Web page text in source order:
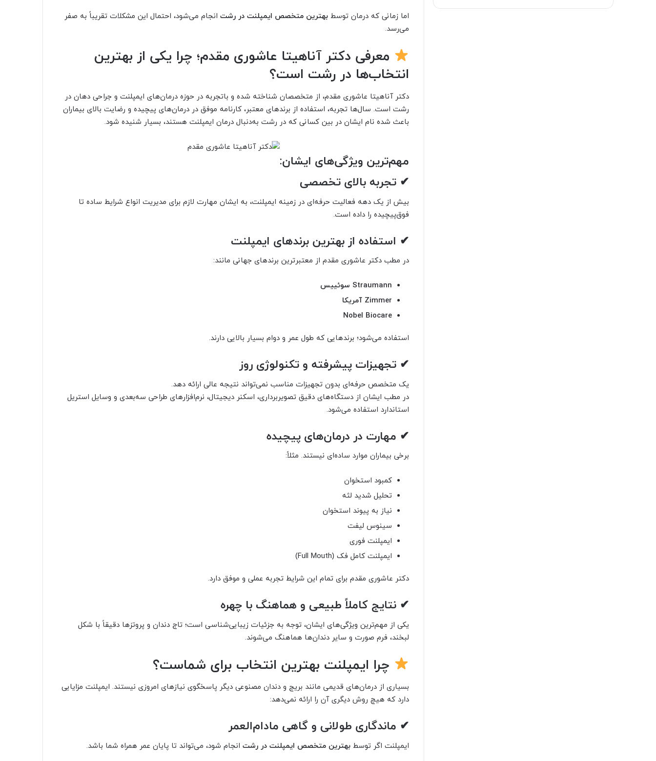
اما زمانی که درمان توسط بهترین متخصص ایمپلنت در رشت انجام می‌شود، احتمال این مشکلات تقریباً به صفر
می‌رسد.
معرفی دکتر آناهیتا عاشوری مقدم؛ چرا یکی از بهترین
انتخاب‌ها در رشت است؟
دکتر آناهیتا عاشوری مقدم، از متخصصان شناخته شده و باتجربه در حوزه درمان‌های ایمپلنت و جراحی دهان در
رشت است. سال‌ها تجربه، استفاده از برندهای معتبر، کارنامه موفق در درمان‌های پیچیده و رضایت بالای بیماران
باعث شده نام ایشان در بین کسانی که در رشت به‌دنبال درمان ایمپلنت هستند، بسیار شنیده شود.
مهم‌ترین ویژگی‌های ایشان:
✔ تجربه بالای تخصصی
بیش از یک دهه فعالیت حرفه‌ای در زمینه ایمپلنت، به ایشان مهارت لازم برای مدیریت انواع شرایط ساده تا
فوق‌پیچیده را داده است.
✔ استفاده از بهترین برندهای ایمپلنت
در مطب دکتر عاشوری مقدم از معتبرترین برندهای جهانی مانند:
Straumann سوئییس
Zimmer آمریکا
Nobel Biocare
استفاده می‌شود؛ برندهایی که طول عمر و دوام بسیار بالایی دارند.
✔ تجهیزات پیشرفته و تکنولوژی روز
یک متخصص حرفه‌ای بدون تجهیزات مناسب نمی‌تواند نتیجه عالی ارائه دهد.
در مطب ایشان از دستگاه‌های دقیق تصویربرداری، اسکنر دیجیتال، نرم‌افزارهای طراحی سه‌بعدی و وسایل استریل
استاندارد استفاده می‌شود.
✔ مهارت در درمان‌های پیچیده
برخی بیماران موارد ساده‌ای نیستند. مثلاً:
کمبود استخوان
تحلیل شدید لثه
نیاز به پیوند استخوان
سینوس لیفت
ایمپلنت فوری
ایمپلنت کامل فک (Full Mouth)
دکتر عاشوری مقدم برای تمام این شرایط تجربه عملی و موفق دارد.
✔ نتایج کاملاً طبیعی و هماهنگ با چهره
یکی از مهم‌ترین ویژگی‌های ایشان، توجه به جزئیات زیبایی‌شناسی است؛ تاج دندان و پروتزها دقیقاً با شکل
لبخند، فرم صورت و سایر دندان‌ها هماهنگ می‌شوند.
چرا ایمپلنت بهترین انتخاب برای شماست؟
بسیاری از درمان‌های قدیمی مانند بریج و دندان مصنوعی دیگر پاسخگوی نیازهای امروزی نیستند. ایمپلنت مزایایی
دارد که هیچ روش دیگری آن را ارائه نمی‌دهد:
✔ ماندگاری طولانی و گاهی مادام‌العمر
ایمپلنت اگر توسط بهترین متخصص ایمپلنت در رشت انجام شود، می‌تواند تا پایان عمر همراه شما باشد.